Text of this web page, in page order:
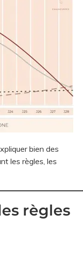
bien des
les règles, les
règles